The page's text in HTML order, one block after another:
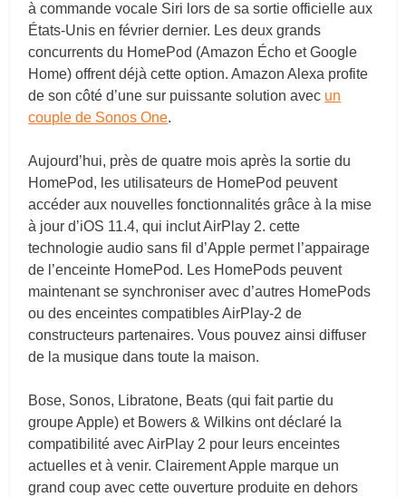
à commande vocale Siri lors de sa sortie officielle aux
États-Unis en février dernier. Les deux grands
concurrents du HomePod (Amazon Écho et Google
Home) offrent déjà cette option. Amazon Alexa profite
de son côté d’une sur puissante solution avec un
couple de Sonos One.
Aujourd’hui, près de quatre mois après la sortie du
HomePod, les utilisateurs de HomePod peuvent
accéder aux nouvelles fonctionnalités grâce à la mise
à jour d’iOS 11.4, qui inclut AirPlay 2. cette
technologie audio sans fil d’Apple permet l’appairage
de l’enceinte HomePod. Les HomePods peuvent
maintenant se synchroniser avec d’autres HomePods
ou des enceintes compatibles AirPlay-2 de
constructeurs partenaires. Vous pouvez ainsi diffuser
de la musique dans toute la maison.
Bose, Sonos, Libratone, Beats (qui fait partie du
groupe Apple) et Bowers & Wilkins ont déclaré la
compatibilité avec AirPlay 2 pour leurs enceintes
actuelles et à venir. Clairement Apple marque un
grand coup avec cette ouverture produite en dehors